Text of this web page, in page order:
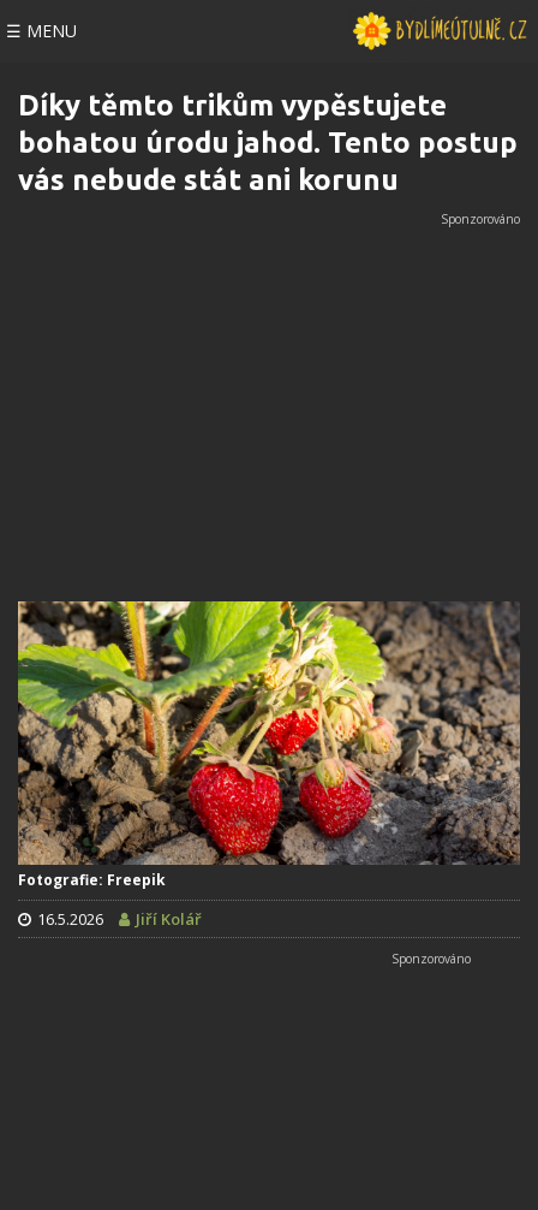
☰ MENU
Díky těmto trikům vypěstujete
bohatou úrodu jahod. Tento postup
vás nebude stát ani korunu
Fotografie: Freepik
16.5.2026 Jiří Kolář